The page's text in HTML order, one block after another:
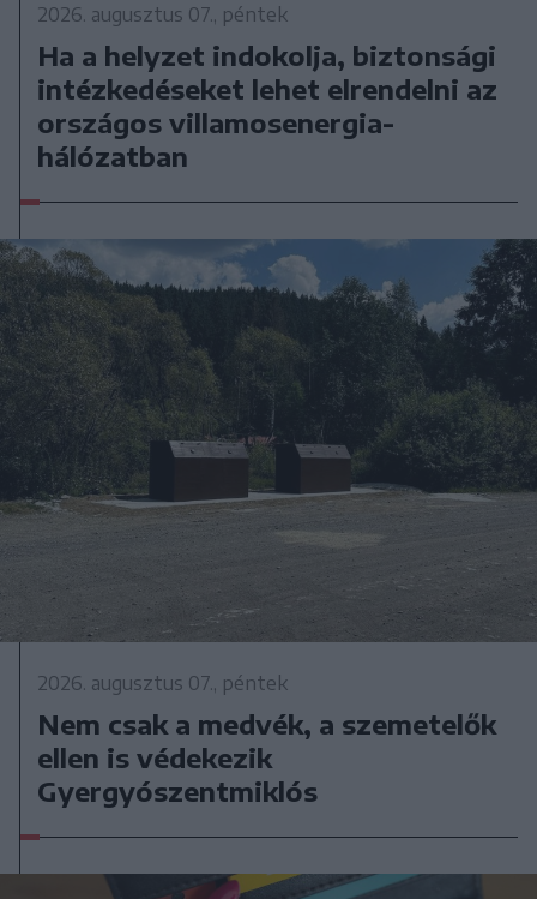
2026. augusztus 07., péntek
Ha a helyzet indokolja, biztonsági
intézkedéseket lehet elrendelni az
országos villamosenergia-
hálózatban
2026. augusztus 07., péntek
Nem csak a medvék, a szemetelők
ellen is védekezik
Gyergyószentmiklós